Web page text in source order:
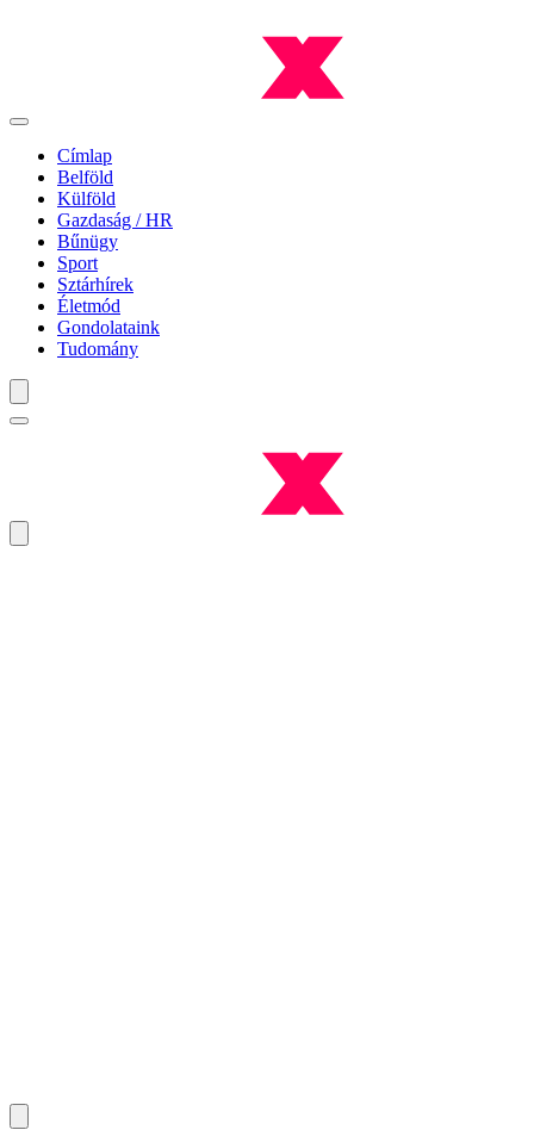
Címlap
Belföld
Külföld
Gazdaság / HR
Bűnügy
Sport
Sztárhírek
Életmód
Gondolataink
Tudomány